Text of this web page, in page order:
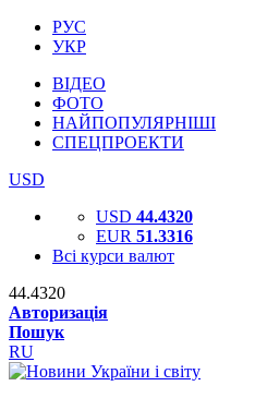
РУС
УКР
ВІДЕО
ФОТО
НАЙПОПУЛЯРНІШІ
СПЕЦПРОЕКТИ
USD
USD 44.4320
EUR 51.3316
Всі курси валют
44.4320
Авторизація
Пошук
RU